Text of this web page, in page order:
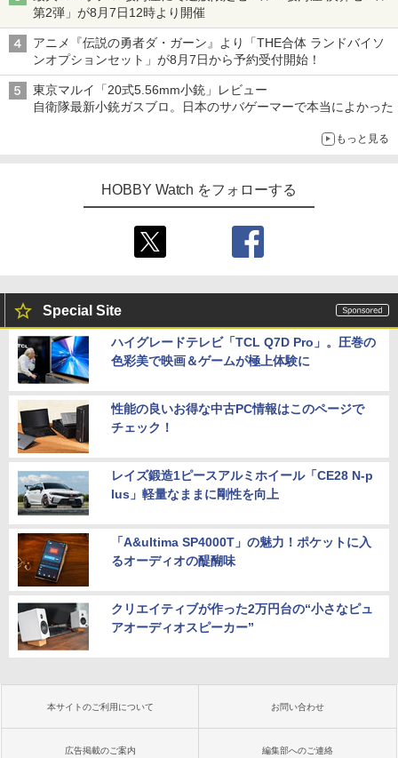
第2弾」が8月7日12時より開催
アニメ『伝説の勇者ダ・ガーン』より「THE合体 ランドバイソ
ンオプションセット」が8月7日から予約受付開始！
東京マルイ「20式5.56mm小銃」レビュー
自衛隊最新小銃ガスブロ。日本のサバゲーマーで本当によかった
もっと見る
HOBBY Watch をフォローする
Special Site
ハイグレードテレビ「TCL Q7D Pro」。圧巻の
色彩美で映画＆ゲームが極上体験に
性能の良いお得な中古PC情報はこのページで
チェック！
レイズ鍛造1ピースアルミホイール「CE28 N-p
lus」軽量なままに剛性を向上
「A&ultima SP4000T」の魅力！ポケットに入
るオーディオの醍醐味
クリエイティブが作った2万円台の“小さなピュ
アオーディオスピーカー”
本サイトのご利用について お問い合わせ
広告掲載のご案内 編集部へのご連絡